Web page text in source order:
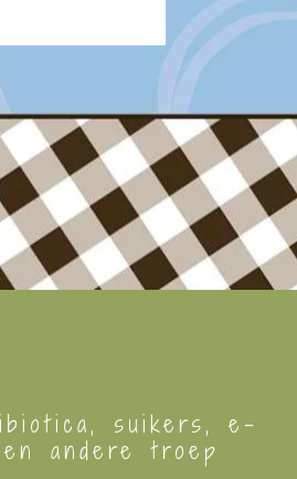
suikers, e-
en andere troep